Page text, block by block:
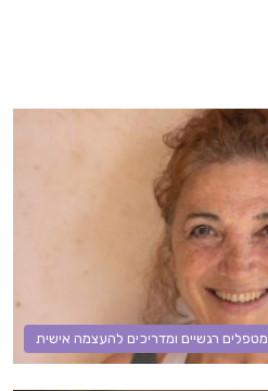
מטפלים רגשיים ומדריכים להעצמה אישית